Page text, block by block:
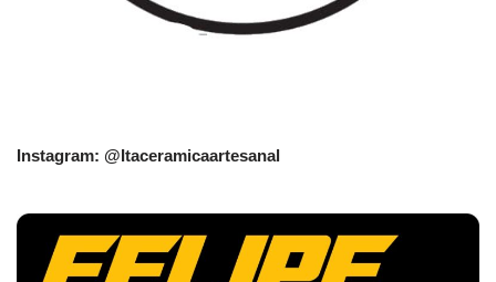
Instagram: @Itaceramicaartesanal